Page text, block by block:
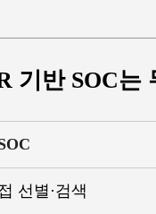
기반 SOC는
선별·검색